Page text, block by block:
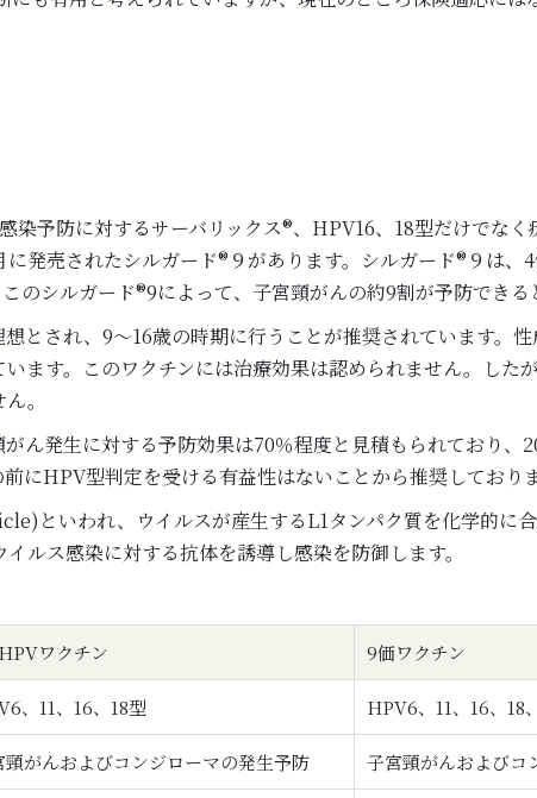
予防に対するサーバリックス®、HPV16、18型だけでな
発売されたシルガード®９があります。シルガード®９は、4
シルガード®9によって、子宮頸がんの約9割が予防できる
とされ、9～16歳の時期に行うことが推奨されています。
ます。このワクチンには治療効果は認められません。した
。
ん発生に対する予防効果は70％程度と見積もられており、
にHPV型判定を受ける有益性はないことから推奨しており
いわれ、ウイルスが産生するL1タンパク質を化学的に
ルス感染に対する抗体を誘導し感染を防御します。
ワクチン 9価ワクチン
、11、16、18型 HPV6、11、16、18
頸がんおよびコンジローマの発生予防 子宮頸がんおよびコ